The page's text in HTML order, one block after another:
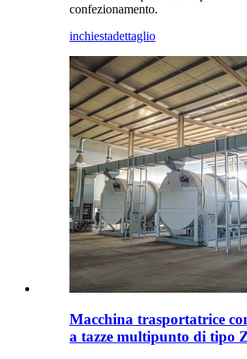
confezionamento.
inchiestadettaglio
Macchina trasportatrice
a tazze multipunto di tipo